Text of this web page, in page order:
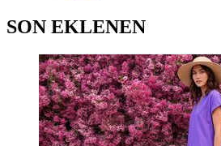
SON EKLENEN